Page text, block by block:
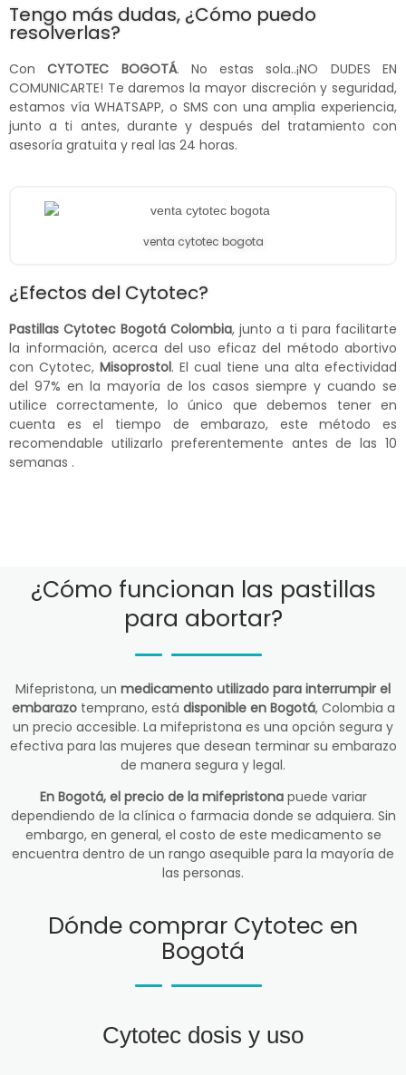
Tengo más dudas, ¿Cómo puedo
resolverlas?
ConCYTOTEC BOGOTÁ. No estas sola..¡NO DUDES EN
COMUNICARTE! Te daremos la mayor discreción y seguridad,
estamos vía WHATSAPP, o SMS con una amplia experiencia,
junto a ti antes, durante y después del tratamiento con
asesoría gratuita y real las 24 horas.
venta cytotec bogota
¿Efectos del Cytotec?
Pastillas Cytotec Bogotá Colombia, junto a ti para facilitarte
la información, acerca del uso eficaz del método abortivo
con Cytotec, Misoprostol. El cual tiene una alta efectividad
del 97% en la mayoría de los casos siempre y cuando se
utilice correctamente, lo único que debemos tener en
cuenta es el tiempo de embarazo, este método es
recomendable utilizarlo preferentemente antes de las 10
semanas .
¿Cómo funcionan las pastillas
para abortar?
Mifepristona, un medicamento utilizado para interrumpir el
embarazotemprano, está disponible en Bogotá, Colombia a
un precio accesible. La mifepristona es una opción segura y
efectiva para las mujeres que desean terminar su embarazo
de manera segura y legal.
En Bogotá, el precio de la mifepristonapuede variar
dependiendo de la clínica o farmacia donde se adquiera. Sin
embargo, en general, el costo de este medicamento se
encuentra dentro de un rango asequible para la mayoría de
las personas.
Dónde comprar Cytotec en
Bogotá
Cytotec dosis y uso